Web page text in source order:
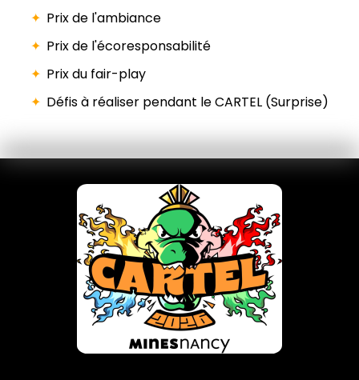
Prix de l'ambiance
Prix de l'écoresponsabilité
Prix du fair-play
Défis à réaliser pendant le CARTEL (Surprise)